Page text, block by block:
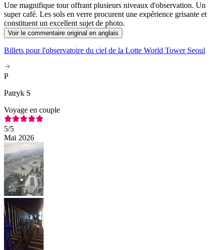
Une magnifique tour offrant plusieurs niveaux d'observation. Un
super café. Les sols en verre procurent une expérience grisante et
constituent un excellent sujet de photo.
Voir le commentaire original en anglais
Billets pour l'observatoire du ciel de la Lotte World Tower Seoul
P
Patryk S
Voyage en couple
5/5
Mai 2026